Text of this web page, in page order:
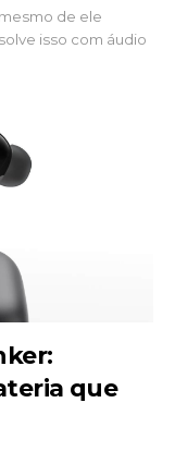
de ele
isso com áudio
que